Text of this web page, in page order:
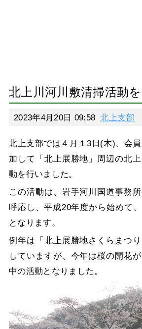
北上川河川敷清掃活動
2023年4月20日 09:58 北上支部
北上支部では４月１3日(木)、会
加して「北上展勝地」周辺の北
動を行いました。
この活動は、岩手河川国道事務
呼応し、平成20年度から始めて
となります。
例年は「北上展勝地さくらまつ
していますが、今年は桜の開花
中の活動となりました。